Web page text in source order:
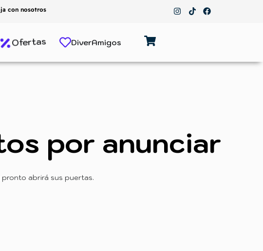
con nosotros
Ofertas DiverAmigos
por anunciar
abrirá sus puertas.